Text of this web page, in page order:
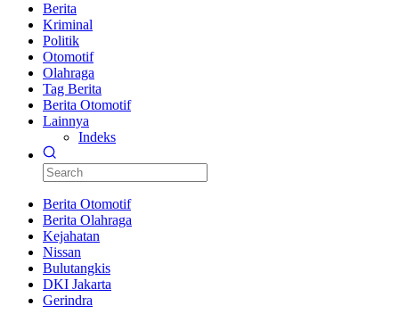
Berita
Kriminal
Politik
Otomotif
Olahraga
Tag Berita
Berita Otomotif
Lainnya
Indeks
Berita Otomotif
Berita Olahraga
Kejahatan
Nissan
Bulutangkis
DKI Jakarta
Gerindra